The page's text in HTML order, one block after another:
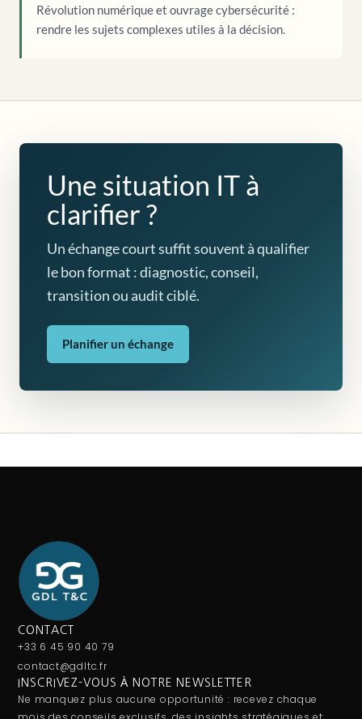
Révolution numérique et ouvrage cybersécurité :
rendre les sujets complexes utiles à la décision.
Une situation IT à
clarifier ?
Un échange court suffit souvent à qualifier
le bon format : diagnostic, conseil,
transition ou audit ciblé.
Planifier un échange
CONTACT
+33 6 45 90 40 79
contact@gdltc.fr
INSCRIVEZ-VOUS À NOTRE NEWSLETTER
Ne manquez plus aucune opportunité : recevez chaque